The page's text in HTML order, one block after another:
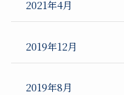
2021年4月
2019年12月
2019年8月